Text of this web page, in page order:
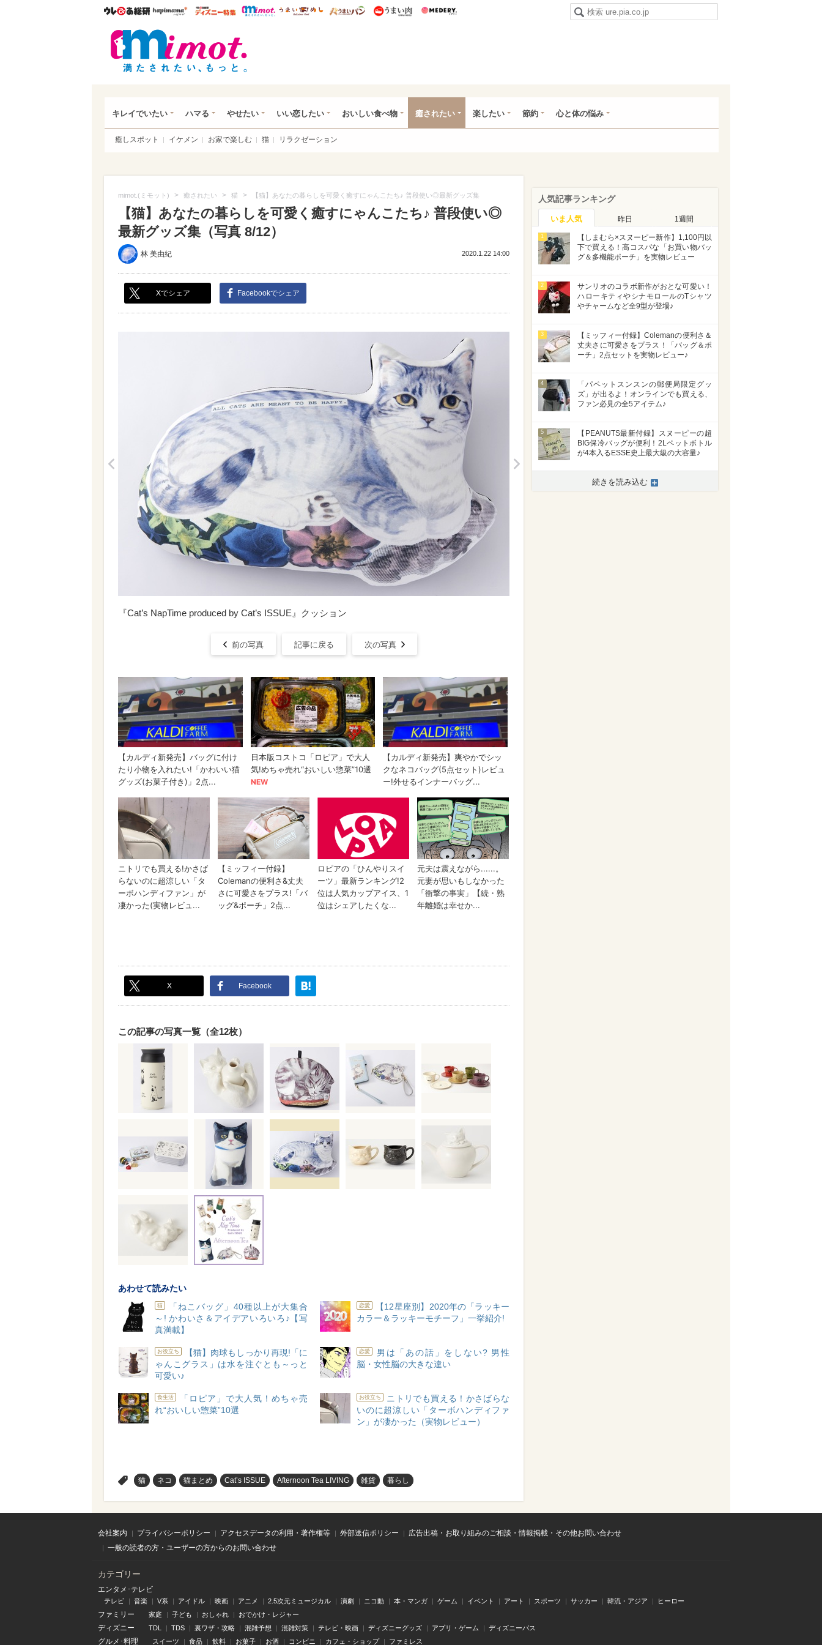
ウレぴあ総研ハピママ* ウレぴあ総研 ディズニー特集
mimot. うまいめし うまいパン うまい肉
キレイでいたい ハマる やせたい いい恋したい おいしい食べ物 癒されたい 楽したい 節約 心と体の悩み
癒しスポット イケメン お家で楽しむ 猫 リラクゼーション
mimot.(ミモット) > 癒されたい > 猫 > 【猫】あなたの暮らしを可愛く癒すにゃんこたち♪ 普段使い◎最新グッズ集
【猫】あなたの暮らしを可愛く癒すにゃんこたち♪ 普段使い◎
最新グッズ集（写真 8/12）
林 美由紀 2020.1.22 14:00
Xでシェア Facebookでシェア
>
『Cat’s NapTime produced by Cat’s ISSUE』クッション
前の写真 記事に戻る 次の写真
X Facebook
この記事の写真一覧（全12枚）
あわせて読みたい
猫
「ねこバッグ」40種以上が大集合
～! かわいさ＆アイデアいろいろ♪【写
真満載】
恋愛
【12星座別】2020年の「ラッキー
カラー＆ラッキーモチーフ」一挙紹介!
お役立ち
【猫】肉球もしっかり再現!「に
ゃんこグラス」は水を注ぐとも～っと
可愛い♪
恋愛
男は「あの話」をしない? 男性
脳・女性脳の大きな違い
食生活
「ロピア」で大人気！めちゃ売
れ“おいしい惣菜”10選
お役立ち
ニトリでも買える！かさばらな
いのに超涼しい「ターボハンディファ
ン」が凄かった（実物レビュー）
猫 ネコ 猫まとめ Cat’s ISSUE Afternoon Tea LIVING 雑貨 暮らし
人気記事ランキング
いま人気 昨日 1週間
1
【しまむら×スヌーピー新作】1,100円以
下で買える！高コスパな「お買い物バッ
グ＆多機能ポーチ」を実物レビュー
2
サンリオのコラボ新作がおとな可愛い！
ハローキティやシナモロールのTシャツ
やチャームなど全9型が登場♪
3
【ミッフィー付録】Colemanの便利さ＆
丈夫さに可愛さをプラス！「バッグ＆ポ
ーチ」2点セットを実物レビュー♪
4
「パペットスンスンの郵便局限定グッ
ズ」が出るよ！オンラインでも買える、
ファン必見の全5アイテム♪
5
【PEANUTS最新付録】スヌーピーの超
BIG保冷バッグが便利！2Lペットボトル
が4本入るESSE史上最大級の大容量♪
続きを読み込む
会社案内 プライバシーポリシー アクセスデータの利用・著作権等 外部送信ポリシー
広告出稿・お取り組みのご相談・情報掲載・その他お問い合わせ
一般の読者の方・ユーザーの方からのお問い合わせ
カテゴリー
エンタメ･テレビ
テレビ 音楽 V系 アイドル 映画 アニメ 2.5次元ミュージカル 演劇 ニコ動 本・マンガ ゲーム イベント アート スポーツ サッカー 韓流・アジア ヒーロー
ファミリー 家庭 子ども おしゃれ おでかけ・レジャー
ディズニー TDL TDS 裏ワザ・攻略 混雑予想 混雑対策 テレビ・映画 ディズニーグッズ アプリ・ゲーム ディズニーパス
グルメ･料理 スイーツ 食品 飲料 お菓子 お酒 コンビニ カフェ・ショップ ファミレス